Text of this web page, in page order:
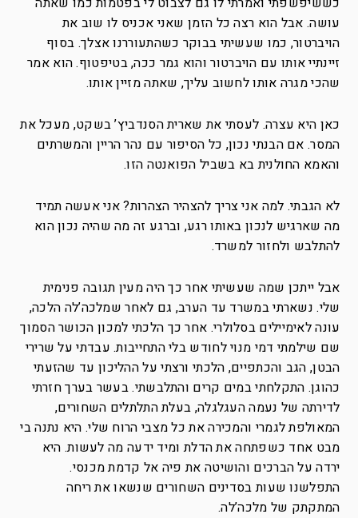
עושה. אבל הוא רצה כל הזמן שאני אכניס לו שוב את
הויברטור, כמו שעשיתי בבוקר כשהתעוררנו אצלך. בסוף
זיינתיי אותו עם הויברטור והוא גמר ככה, בטיפטוף. הוא אמר
שהכי מגרה אותו לחשוב עליך, שאתה מזיין אותו.
כאן היא עצרה. לעסתי את שארית הסנדביץ’ בשקט, מעכל את
המסר. אם הבנתי נכון, כל הסיפור עם נהר הריין והמשרתים
והאמא החולנית בא בשביל הפואנטה הזו.
לא הגבתי. למה אני צריך להצהיר הצהרות? אני אעשה תמיד
מה שארגיש לנכון באותו רגע, וברגע זה מה שהיה נכון הוא
להתלבש ולחזור למשרד.
אבל ייתכן שמה שעשיתי אחר כך היה מעין תגובה פנימית
שלי. נשארתי במשרד עד הערב, גם לאחר שמלכה’לה הלכה,
עונה לאימיילים בסלולרי. אחר כך הלכתי למכון הכושר הסמוך
שם שילמתי דמי מנוי לחודש בלי התחייבות. עבדתי על שרירי
הבטן, הגב והכתפיים, הלכתי ורצתי על ההליכון עד שהזעתי
כהוגן. התקלחתי במים קרים והתלבשתי. בעשר בערך חזרתי
לדירתה של נעמה העגלגלה, בעלת התלתלים השחורים,
המאולפת לגמרי והמכירה את כל מצבי הרוח שלי. היא נתנה בי
מבט אחד כשפתחה את הדלת ומיד ידעה מה לעשות. היא
ירדה על הברכים והושיטה את פיה אל קדמת מכנסי.
התפלשנו שעות בסדינים השחורים שנשאו את ריחה
המתקתק של מלכה’לה.